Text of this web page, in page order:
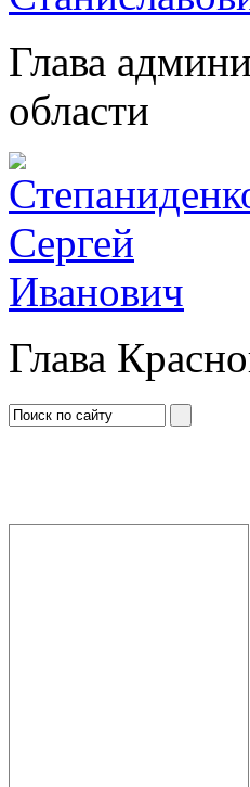
Глава
области
Глава